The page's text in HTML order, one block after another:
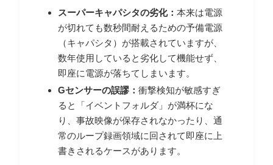
スーパーキャパシタの劣化：本来は電源
が切れても数秒間耐えるための予備電源
（キャパシタ）が搭載されていますが、
数年使用していると劣化して機能せず、
即座に電源が落ちてしまいます。
Gセンサーの誤謬：衝撃検知が敏感すぎ
ると「イベントフォルダ」が満杯にな
り、事故映像が保存されなかったり、通
常のループ録画領域に回されて即座に上
書きされるケースがあります。